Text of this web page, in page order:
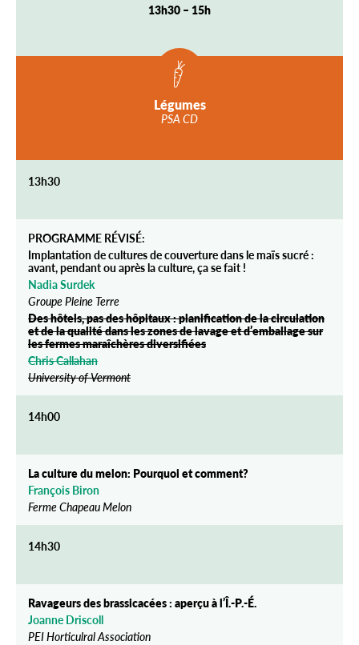
13h30 – 15h
Légumes
PSA CD
13h30
PROGRAMME RÉVISÉ:
Implantation de cultures de couverture dans le maïs sucré :
avant, pendant ou après la culture, ça se fait !
Nadia Surdek
Groupe Pleine Terre
Des hôtels, pas des hôpitaux : planification de la circulation
et de la qualité dans les zones de lavage et d’emballage sur
les fermes maraîchères diversifiées
Chris Callahan
University of Vermont
14h00
La culture du melon: Pourquoi et comment?
François Biron
Ferme Chapeau Melon
14h30
Ravageurs des brassicacées : aperçu à l’Î.-P.-É.
Joanne Driscoll
PEI Horticulral Association